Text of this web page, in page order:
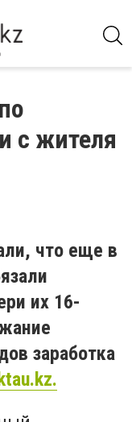
с жителя
что еще в
их 16-
заработка